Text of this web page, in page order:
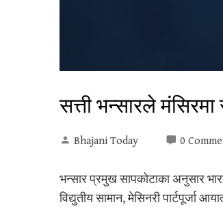
सत्ती भन्सारले
Bhajani Today 0
भन्सार प्रमुख सापकोटाका अनुसार
विद्युतीय सामान, मेसिनरी पार्टपूर्जा